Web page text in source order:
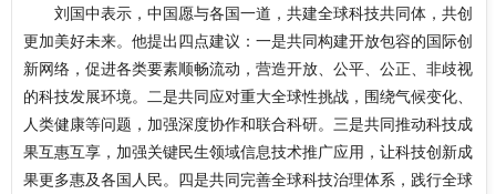
刘国中表示，中国愿与各国一道，共建全球科技共同体，共创
更加美好未来。他提出四点建议：一是共同构建开放包容的国际创
新网络，促进各类要素顺畅流动，营造开放、公平、公正、非歧视
的科技发展环境。二是共同应对重大全球性挑战，围绕气候变化、
人类健康等问题，加强深度协作和联合科研。三是共同推动科技成
果互惠互享，加强关键民生领域信息技术推广应用，让科技创新成
果更多惠及各国人民。四是共同完善全球科技治理体系，践行全球